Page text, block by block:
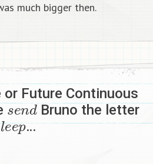
much bigger then.
Future Continuous
sendBruno the letter
leep…